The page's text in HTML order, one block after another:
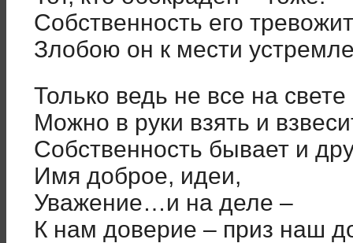
Собственность его
Злобою он к мести
Только ведь не все на свете
Можно в руки взять и
Собственность бывает и
Имя доброе, идеи,
Уважение…и на деле –
К нам доверие – приз наш